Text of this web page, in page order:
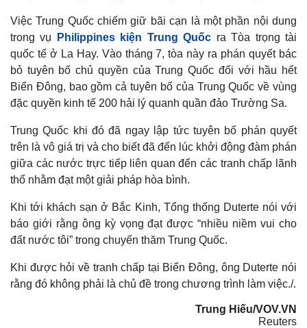
Việc Trung Quốc chiếm giữ bãi cạn là một phần nội dung
trong vụ
Philippines kiện Trung Quốc ra Tòa trọng tài
quốc tế ở La Hay. Vào tháng 7, tòa này ra phán quyết bác
bỏ tuyên bố chủ quyền của Trung Quốc đối với hầu hết
Biển Đông, bao gồm cả tuyên bố của Trung Quốc về vùng
đặc quyền kinh tế 200 hải lý quanh quần đảo Trường Sa.
Trung Quốc khi đó đã ngay lập tức tuyên bố phán quyết
trên là vô giá trị và cho biết đã đến lúc khởi động đàm phán
giữa các nước trực tiếp liên quan đến các tranh chấp lãnh
thổ nhằm đạt một giải pháp hòa bình.
Khi tới khách sạn ở Bắc Kinh, Tổng thống Duterte nói với
báo giới rằng ông kỳ vọng đạt được “nhiều niềm vui cho
đất nước tôi” trong chuyến thăm Trung Quốc.
Khi được hỏi về tranh chấp tại Biển Đông, ông Duterte nói
rằng đó không phải là chủ đề trong chương trình làm việc./.
Trung Hiếu/VOV.VN
Reuters​